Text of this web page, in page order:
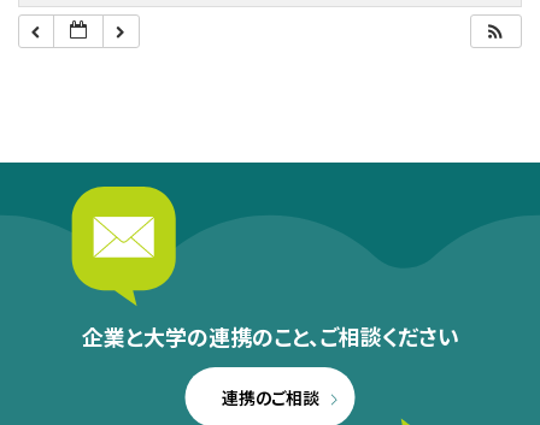
企業と大学の連携のこと、ご相談ください
連携のご相談